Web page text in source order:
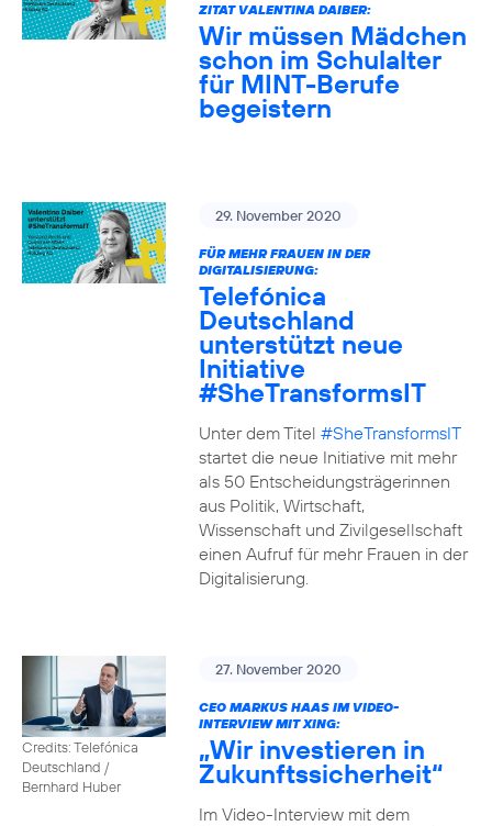
ZITAT VALENTINA DAIBER:
Wir müssen Mädchen
schon im Schulalter
für MINT-Berufe
begeistern
29. November 2020
FÜR MEHR FRAUEN IN DER
DIGITALISIERUNG:
Telefónica
Deutschland
unterstützt neue
Initiative
#SheTransformsIT
Unter dem Titel #SheTransformsIT
startet die neue Initiative mit mehr
als 50 Entscheidungsträgerinnen
aus Politik, Wirtschaft,
Wissenschaft und Zivilgesellschaft
einen Aufruf für mehr Frauen in der
Digitalisierung.
Credits: Telefónica
Deutschland /
Bernhard Huber
27. November 2020
CEO MARKUS HAAS IM VIDEO-
INTERVIEW MIT XING:
„Wir investieren in
Zukunftssicherheit“
Im Video-Interview mit dem